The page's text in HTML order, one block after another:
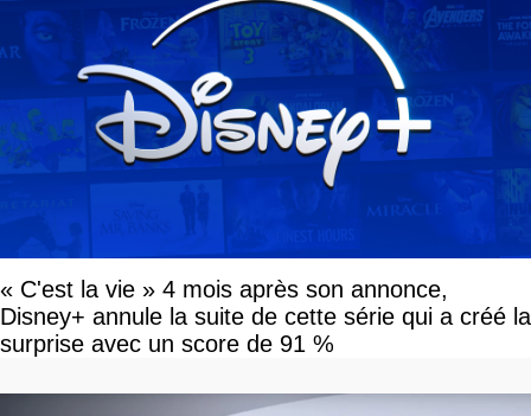
« C'est la vie » 4 mois après son annonce,
Disney+ annule la suite de cette série qui a créé la
surprise avec un score de 91 %